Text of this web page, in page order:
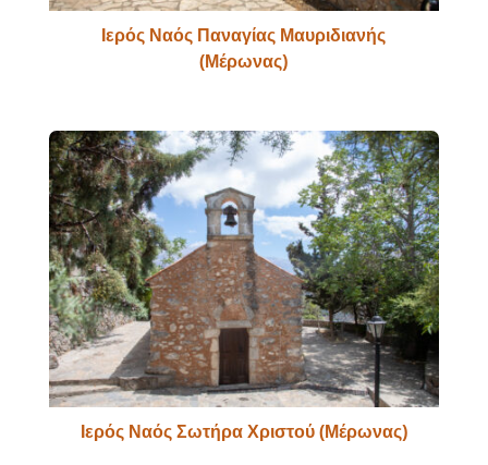
Ιερός Ναός Παναγίας Μαυριδιανής
(Μέρωνας)
Ιερός Ναός Σωτήρα Χριστού (Μέρωνας)